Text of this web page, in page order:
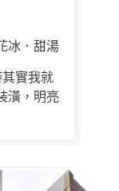
冰．甜湯
實我就
潢，明亮